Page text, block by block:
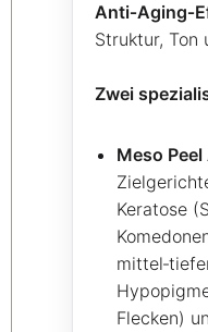
Struktur, Ton
Zwei
Meso
Keratose
Flecken)